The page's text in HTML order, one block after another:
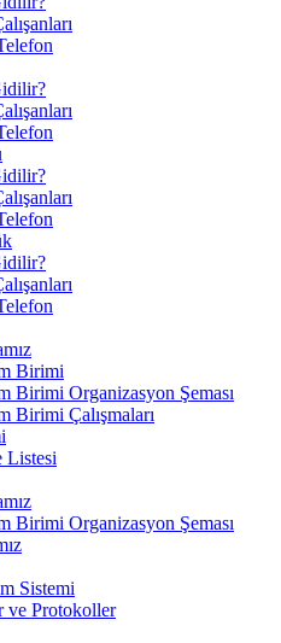
Birimi
Birimi Organizasyon Şeması
Birimi Çalışmaları
Listesi
Birimi Organizasyon Şeması
Sistemi
ve Protokoller